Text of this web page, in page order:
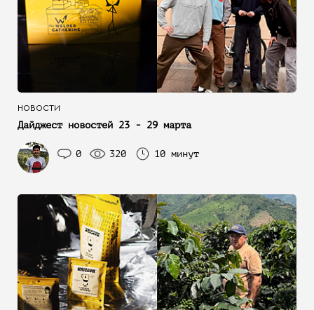
НОВОСТИ
Дайджест новостей 23 - 29 марта
0 320 10 минут